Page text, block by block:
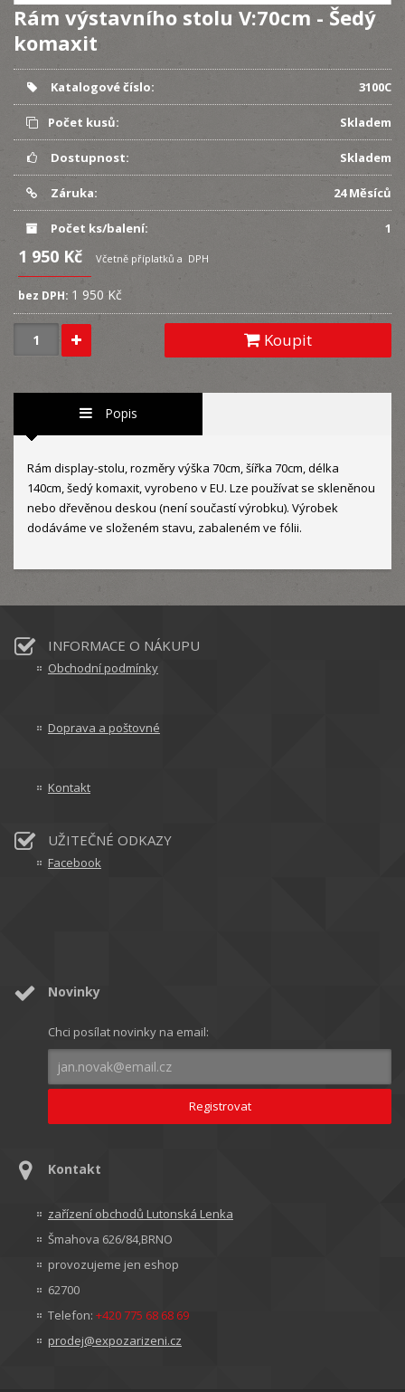
Rám výstavního stolu V:70cm - Šedý
komaxit
Katalogové číslo: 3100C
Počet kusů: Skladem
Dostupnost: Skladem
Záruka: 24 Měsíců
Počet ks/balení: 1
1 950 Kč Včetně příplatků a DPH
bez DPH: 1 950 Kč
Koupit
Popis
Rám display-stolu, rozměry výška 70cm, šířka 70cm, délka
140cm, šedý komaxit, vyrobeno v EU. Lze používat se skleněnou
nebo dřevěnou deskou (není součastí výrobku). Výrobek
dodáváme ve složeném stavu, zabaleném ve fólii.
INFORMACE O NÁKUPU
Obchodní podmínky
Doprava a poštovné
Kontakt
UŽITEČNÉ ODKAZY
Facebook
Novinky
Chci posílat novinky na email:
Kontakt
zařízení obchodů Lutonská Lenka
Šmahova 626/84,BRNO
provozujeme jen eshop
62700
Telefon: +420 775 68 68 69
prodej@expozarizeni.cz